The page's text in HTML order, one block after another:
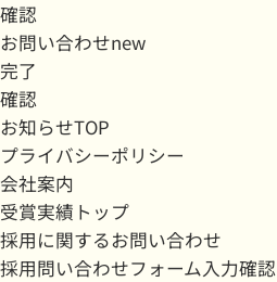
確認
お問い合わせnew
完了
確認
お知らせTOP
プライバシーポリシー
会社案内
受賞実績トップ
採用に関するお問い合わせ
採用問い合わせフォーム入力確認